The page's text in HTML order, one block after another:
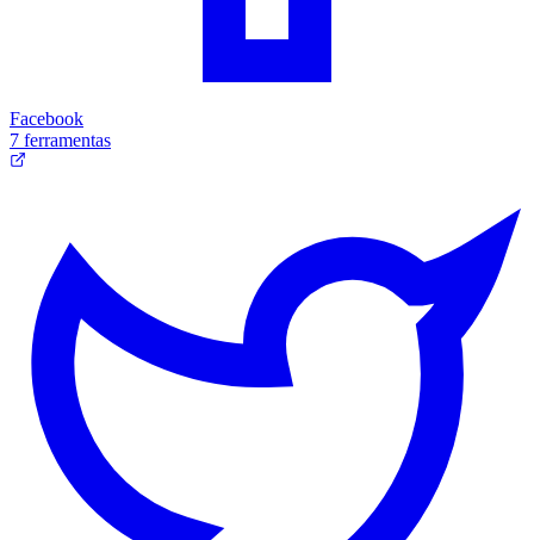
Facebook
7 ferramentas